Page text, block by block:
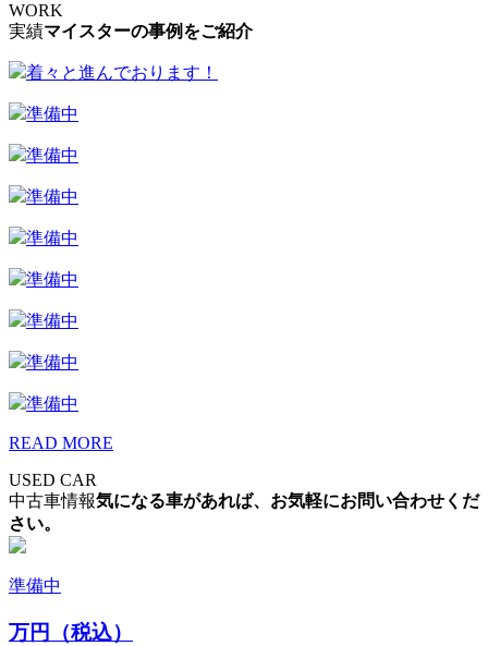
WORK
実績マイスターの事例をご紹介
着々と進んでおります！
準備中
準備中
準備中
準備中
準備中
準備中
準備中
準備中
READ MORE
USED CAR
中古車情報気になる車があれば、お気軽にお問い合わせくだ
さい。
準備中
万円（税込）